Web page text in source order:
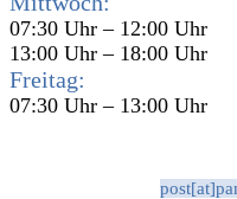
07:30 Uhr – 12:00 Uhr
13:00 Uhr – 18:00 Uhr
Freitag:
07:30 Uhr – 13:00 Uhr